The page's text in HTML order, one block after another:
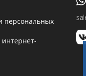
персональных